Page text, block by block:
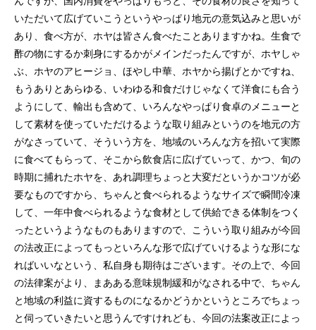
いただいて広げていこうというやっぱり地元の意気込みと思いが
あり、食べ方が、ホヤは皆さん食べたことありますかね。生食で
酢の物にするか刺身にするかがメインだったんですが、ホヤしゃ
ぶ、ホヤのアヒージョ、ほやし中華、ホヤから揚げとかですね、
もうありとあらゆる、いわゆる和食だけじゃなくて洋食にも合う
ようにして、輸出も含めて、いろんなやっぱり食卓のメニューと
して素材を使っていただけるような取り組みというのを地元の方
がなさっていて、そういう方を、地域のいろんな方を招いて実際
に食べてもらって、そこから飲食店に広げていって、かつ、旬の
時期に捕れたホヤを、あれ調理ちょっと大変だというかコツが必
要なものですから、ちゃんと食べられるようなサイズで瞬間冷凍
して、一年中食べられるような食材として供給できる体制をつく
ったというようなものもありますので、こういう取り組みが今回
の法改正によってもっといろんな形で広げていけるような形にな
ればいいなという、私自身も期待はございます。その上で、今回
の法律案がより、まあある意味規制緩和がなされる中で、ちゃん
と地域の利益に資するものになるかどうかというところでちょっ
と伺っていきたいと思うんですけれども、今回の法案改正によっ